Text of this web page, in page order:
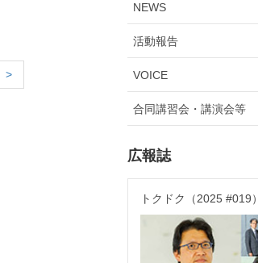
NEWS
活動報告
VOICE
合同講習会・講演会等
広報誌
トクドク（2025 #019）